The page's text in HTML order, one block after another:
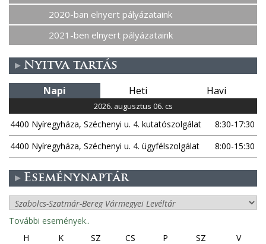
2020-ban elnyert pályázataink
2021-ben elnyert pályázataink
Nyitva tartás
Napi Heti Havi
2026. augusztus 06. cs
4400 Nyíregyháza, Széchenyi u. 4. kutatószolgálat
8:30-17:30
4400 Nyíregyháza, Széchenyi u. 4. ügyfélszolgálat
8:00-15:30
Eseménynaptár
További események..
H
K SZ CS P SZ
V